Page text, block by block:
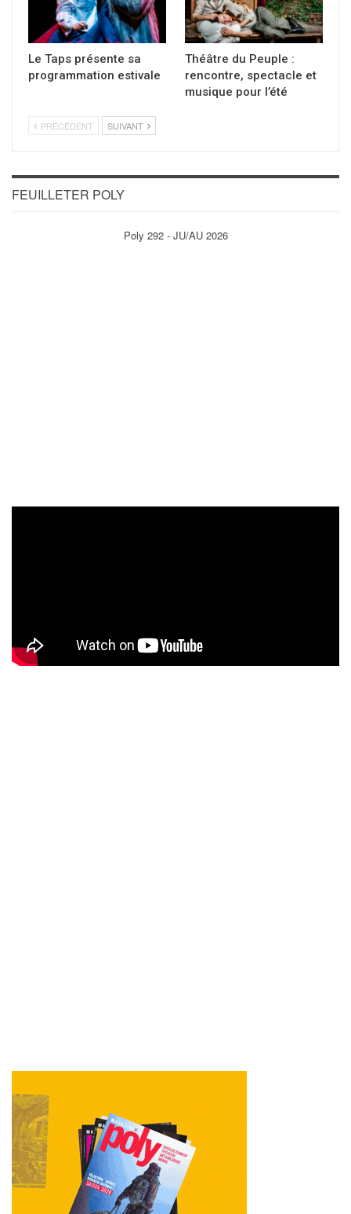
Le Taps présente sa
programmation estivale
Théâtre du Peuple :
rencontre, spectacle et
musique pour l’été
PRÉCÉDENT SUIVANT
FEUILLETER POLY
Poly 292 - JU/AU 2026